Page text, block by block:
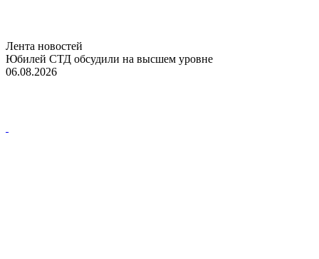
Лента новостей
Юбилей СТД обсудили на высшем уровне
06.08.2026